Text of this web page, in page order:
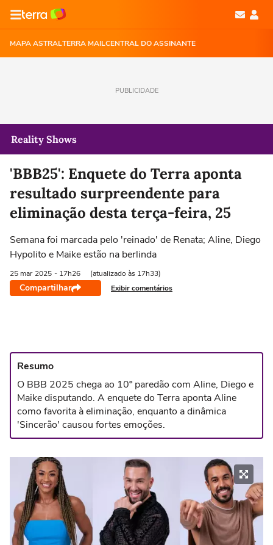
MAPA ASTRALTERRA MAILCENTRAL DO ASSINANTE
PUBLICIDADE
Reality Shows
'BBB25': Enquete do Terra aponta
resultado surpreendente para
eliminação desta terça-feira, 25
Semana foi marcada pelo 'reinado' de Renata; Aline, Diego
Hypolito e Maike estão na berlinda
25 mar 2025 - 17h26 (atualizado às 17h33)
Compartilhar Exibir comentários
Resumo
O BBB 2025 chega ao 10º paredão com Aline, Diego e
Maike disputando. A enquete do Terra aponta Aline
como favorita à eliminação, enquanto a dinâmica
'Sincerão' causou fortes emoções.